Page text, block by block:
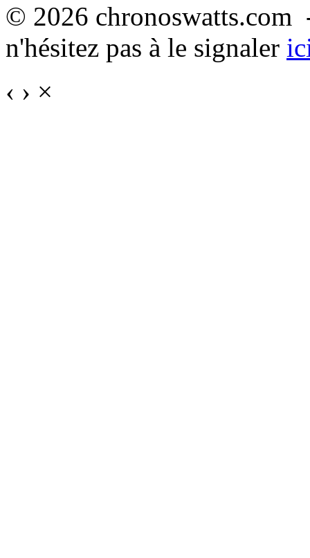
© 2026
n'hésitez pas à le signaler
‹ › ×